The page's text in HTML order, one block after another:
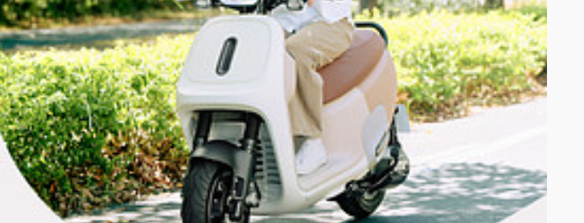
變更贈送之品項及內容，推薦人同意無條件接受 Gogoro 所替換之等值獎品。
年度個人所得，說明如下：(1) 得獎獎品金額在新台幣 20,001 元以上，得獎者必須扣繳 10% 稅款；得獎獎品金額介於新台
以上者，得獎者須申報年度綜合所得稅，除得獎者要求寄發扣繳憑單者外，Gogoro將不會主動寄送扣繳憑單；(3) 得獎者若
定辦理。
資料」），將供 Gogoro 確認得獎者身分、進行相關聯繫以及從事行銷活動（以下簡稱「蒐集目的」）之用；Gogoro 不
，未有冒用或盜用之情事；如有虛偽不實，Gogoro 得取消其參加及/或得獎權益。
折扣、現金及 / 或服務，招攬非特定之消費者，以累積取得贈品之數量。經 Gogoro 認定使用不當方式招攬者， Gogoro